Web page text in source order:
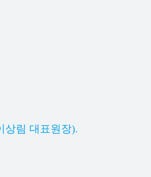
상림 대표원장).